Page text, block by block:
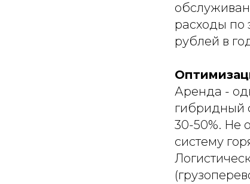
расходы по
рублей в
Аренда -
гибридный
30-50%. Не
систему